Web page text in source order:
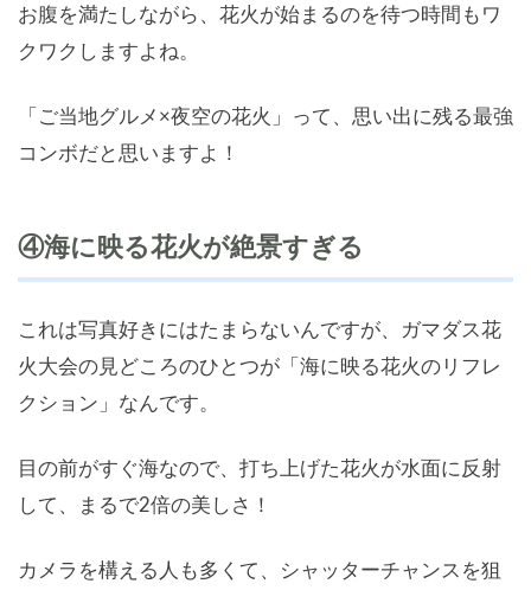
お腹を満たしながら、花火が始まるのを待つ時間もワ
クワクしますよね。
「ご当地グルメ×夜空の花火」って、思い出に残る最強
コンボだと思いますよ！
④海に映る花火が絶景すぎる
これは写真好きにはたまらないんですが、ガマダス花
火大会の見どころのひとつが「海に映る花火のリフレ
クション」なんです。
目の前がすぐ海なので、打ち上げた花火が水面に反射
して、まるで2倍の美しさ！
カメラを構える人も多くて、シャッターチャンスを狙